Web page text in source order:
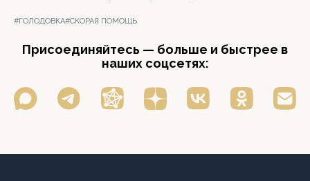
#ГОЛОДОВКА#СКОРАЯ ПОМОЩЬ
Присоединяйтесь — больше и быстрее в
наших соцсетях: